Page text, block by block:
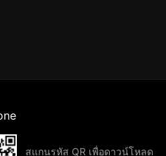
สแกนรหัส QR เพื่อดาวน์โหลด